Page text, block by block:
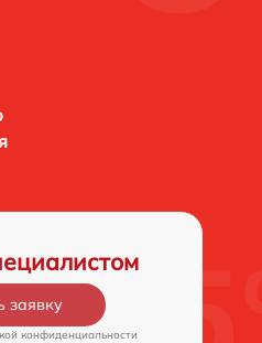
заявку
конфиденциальности